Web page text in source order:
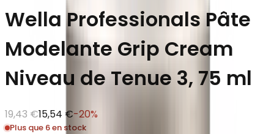
Wella Professionals Pâte
Modelante Grip Cream
Niveau de Tenue 3, 75 ml
19,43 €15,54 €-20%
Plus que 6 en stock